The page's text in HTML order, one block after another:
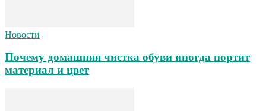
Новости
Почему домашняя чистка обуви иногда портит
материал и цвет